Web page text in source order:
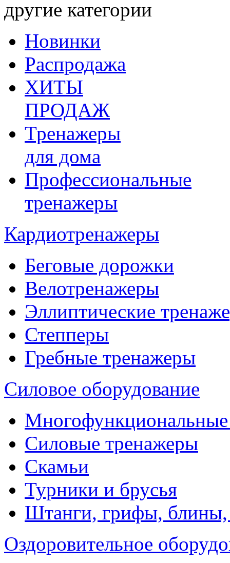
другие категории
Новинки
Распродажа
ХИТЫ
ПРОДАЖ
Тренажеры
для дома
Профессиональные
тренажеры
Кардиотренажеры
Беговые дорожки
Велотренажеры
Эллиптические
Степперы
Гребные тренажеры
Силовое оборудование
Силовые тренажеры
Скамьи
Турники и брусья
Штанги, грифы, блины,
Оздоровительное